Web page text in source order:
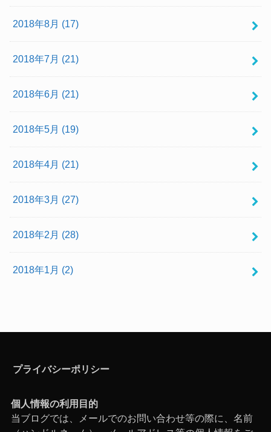
2018年8月 (17)
2018年7月 (21)
2018年6月 (21)
2018年5月 (19)
2018年4月 (21)
2018年3月 (27)
2018年2月 (28)
2018年1月 (2)
プライバシーポリシー
個人情報の利用目的
当ブログでは、メールでのお問い合わせ等の際に、名前